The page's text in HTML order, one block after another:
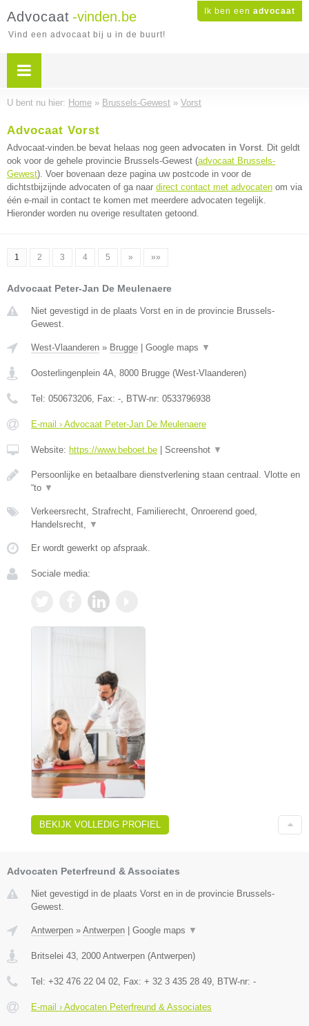
Ik ben een advocaat
Advocaat -vinden.be
Vind een advocaat bij u in de buurt!
U bent nu hier: Home » Brussels-Gewest » Vorst
Advocaat Vorst
Advocaat-vinden.be bevat helaas nog geen advocaten in Vorst. Dit geldt
ook voor de gehele provincie Brussels-Gewest (advocaat Brussels-
Gewest). Voer bovenaan deze pagina uw postcode in voor de
dichtstbijzijnde advocaten of ga naar direct contact met advocaten om via
één e-mail in contact te komen met meerdere advocaten tegelijk.
Hieronder worden nu overige resultaten getoond.
1 2 3 4 5 » »»
Advocaat Peter-Jan De Meulenaere
Niet gevestigd in de plaats Vorst en in de provincie Brussels-
Gewest.
West-Vlaanderen » Brugge Google maps ▼
Oosterlingenplein 4A, 8000 Brugge (West-Vlaanderen)
Tel: 050673206, Fax: -, BTW-nr: 0533796938
E-mail › Advocaat Peter-Jan De Meulenaere
Website: https://www.beboet.be Screenshot ▼
Persoonlijke en betaalbare dienstverlening staan centraal. Vlotte en
“to ▼
Verkeersrecht, Strafrecht, Familierecht, Onroerend goed,
Handelsrecht, ▼
Er wordt gewerkt op afspraak.
Sociale media:
BEKIJK VOLLEDIG PROFIEL
Advocaten Peterfreund & Associates
Niet gevestigd in de plaats Vorst en in de provincie Brussels-
Gewest.
Antwerpen » Antwerpen Google maps ▼
Britselei 43 2000 Antwerpen (Antwerpen)
Tel: +32 476 22 04 02 , Fax: + 32 3 435 28 49 , BTW-nr: -
E-mail › Advocaten Peterfreund & Associates